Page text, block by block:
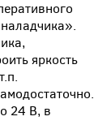
яркость
24 В, в